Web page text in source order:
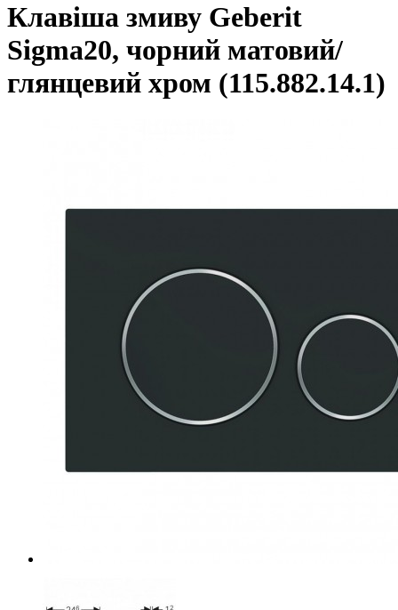
Клавіша змиву Geberit
Sigma20, чорний матовий/
глянцевий хром (115.882.14.1)